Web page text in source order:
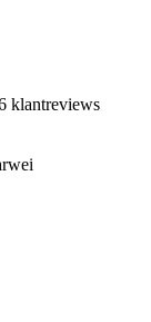
klantreviews